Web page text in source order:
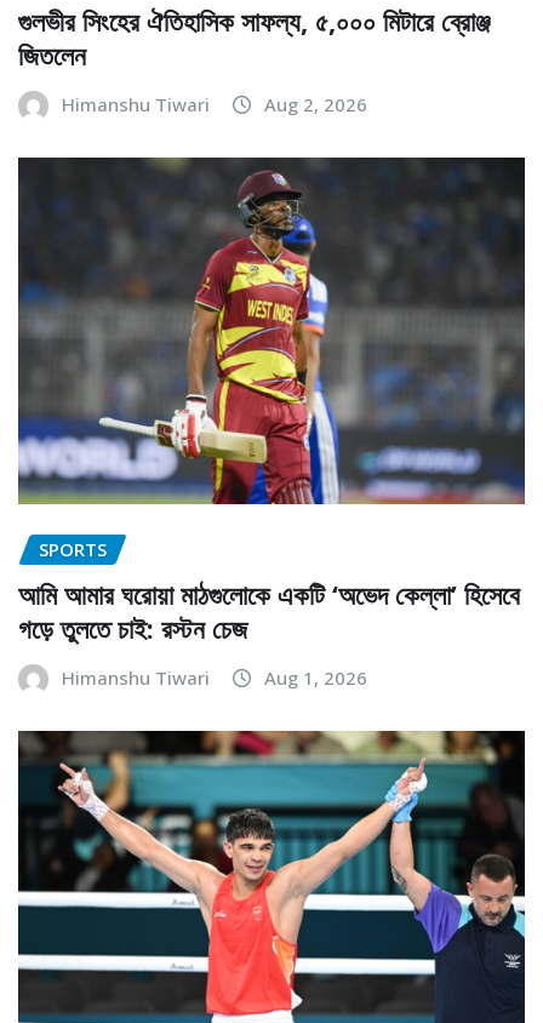
গুলভীর সিংহের ঐতিহাসিক সাফল্য, ৫,০০০ মিটারে ব্রোঞ্জ
জিতলেন
Himanshu Tiwari Aug 2, 2026
SPORTS
আমি আমার ঘরোয়া মাঠগুলোকে একটি ‘অভেদ কেল্লা’ হিসেবে
গড়ে তুলতে চাই: রস্টন চেজ
Himanshu Tiwari Aug 1, 2026